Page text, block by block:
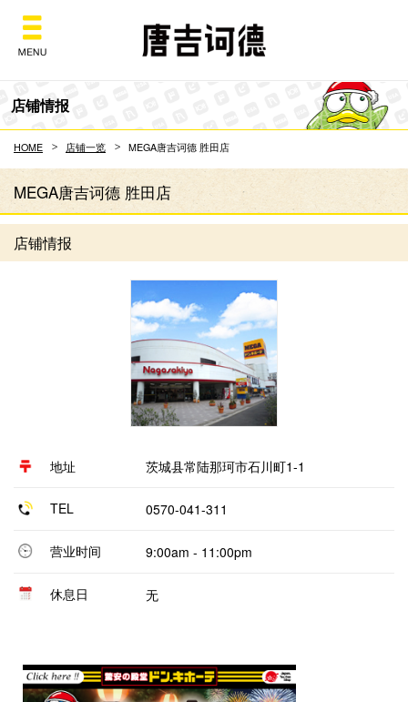
店铺情报
HOME 店铺一览 MEGA唐吉诃德 胜田店
MEGA唐吉诃德 胜田店
店铺情报
地址 茨城县常陆那珂市石川町1-1
TEL 0570-041-311
营业时间 9:00am - 11:00pm
休息日 无